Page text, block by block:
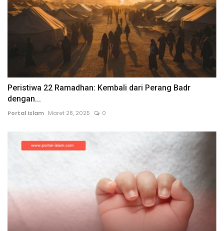
Peristiwa 22 Ramadhan: Kembali dari Perang Badr
dengan...
Portal Islam Maret 28, 2025 0